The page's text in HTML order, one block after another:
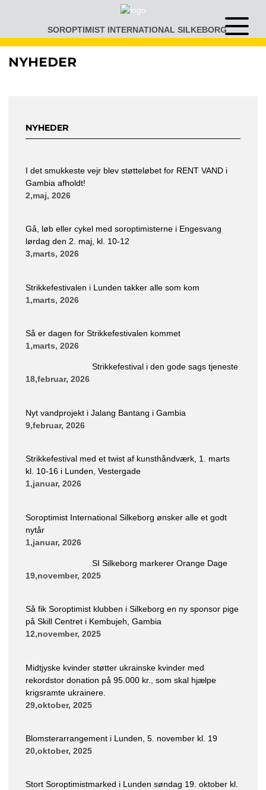
SOROPTIMIST INTERNATIONAL SILKEBORGÅben
eller
luk
NYHEDER
NYHEDER
I det smukkeste vejr blev støtteløbet for RENT VAND i
Gambia afholdt!
2,maj, 2026
Gå, løb eller cykel med soroptimisterne i Engesvang
lørdag den 2. maj, kl. 10-12
3,marts, 2026
Strikkefestivalen i Lunden takker alle som kom
1,marts, 2026
Så er dagen for Strikkefestivalen kommet
1,marts, 2026
Strikkefestival i den gode sags tjeneste
18,februar, 2026
Nyt vandprojekt i Jalang Bantang i Gambia
9,februar, 2026
Strikkefestival med et twist af kunsthåndværk, 1. marts
kl. 10-16 i Lunden, Vestergade
1,januar, 2026
Soroptimist International Silkeborg ønsker alle et godt
nytår
1,januar, 2026
SI Silkeborg markerer Orange Dage
19,november, 2025
Så fik Soroptimist klubben i Silkeborg en ny sponsor pige
på Skill Centret i Kembujeh, Gambia
12,november, 2025
Midtjyske kvinder støtter ukrainske kvinder med
rekordstor donation på 95.000 kr., som skal hjælpe
krigsramte ukrainere.
29,oktober, 2025
Blomsterarrangement i Lunden, 5. november kl. 19
20,oktober, 2025
Stort Soroptimistmarked i Lunden søndag 19. oktober kl.